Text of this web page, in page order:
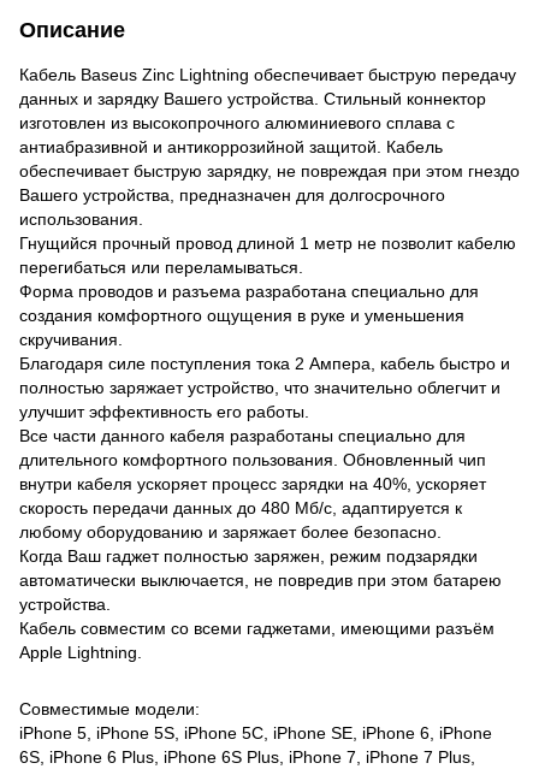
Описание
Кабель Baseus Zinc Lightning обеспечивает быструю передачу
данных и зарядку Вашего устройства. Стильный коннектор
изготовлен из высокопрочного алюминиевого сплава с
антиабразивной и антикоррозийной защитой. Кабель
обеспечивает быструю зарядку, не повреждая при этом гнездо
Вашего устройства, предназначен для долгосрочного
использования.
Гнущийся прочный провод длиной 1 метр не позволит кабелю
перегибаться или переламываться.
Форма проводов и разъема разработана специально для
создания комфортного ощущения в руке и уменьшения
скручивания.
Благодаря силе поступления тока 2 Ампера, кабель быстро и
полностью заряжает устройство, что значительно облегчит и
улучшит эффективность его работы.
Все части данного кабеля разработаны специально для
длительного комфортного пользования. Обновленный чип
внутри кабеля ускоряет процесс зарядки на 40%, ускоряет
скорость передачи данных до 480 Мб/с, адаптируется к
любому оборудованию и заряжает более безопасно.
Когда Ваш гаджет полностью заряжен, режим подзарядки
автоматически выключается, не повредив при этом батарею
устройства.
Кабель совместим со всеми гаджетами, имеющими разъём
Apple Lightning.
Совместимые модели:
iPhone 5, iPhone 5S, iPhone 5C, iPhone SE, iPhone 6, iPhone
6S, iPhone 6 Plus, iPhone 6S Plus, iPhone 7, iPhone 7 Plus,